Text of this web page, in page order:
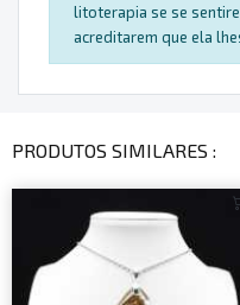
litoterapia se se
acreditarem que ela
PRODUTOS SIMILARES :